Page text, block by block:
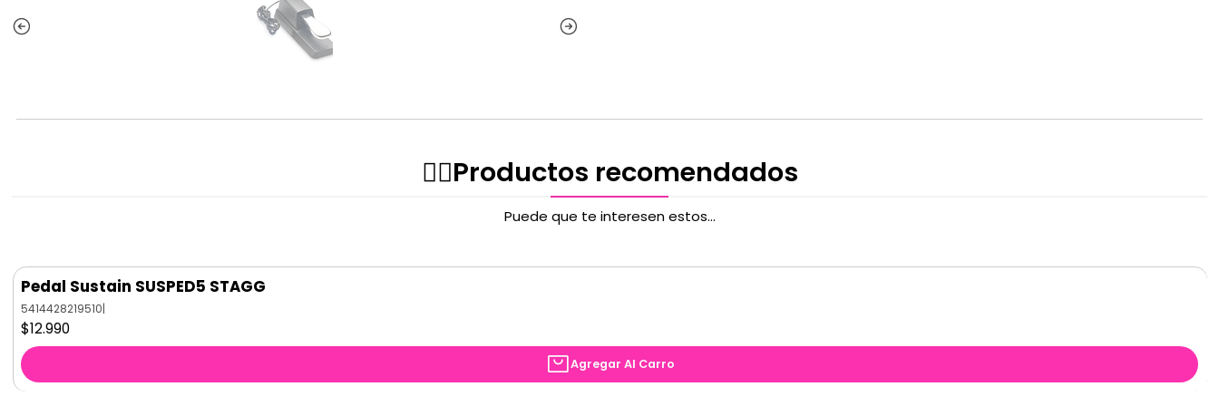
✌🏻️Productos recomendados
Puede que te interesen estos...
Pedal Sustain SUSPED5 STAGG
5414428219510|
$12.990
Agregar Al Carro